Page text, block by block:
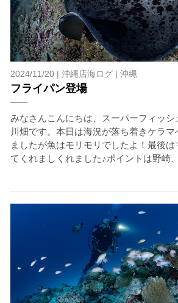
2024/11/20 | 沖縄店海ログ| 沖縄
フライパン登場
みなさんこんにちは、スーパーフィッ
川畑です。本日は海況が落ち着きケラ
ましたが魚はモリモリでしたよ！最後
てくれましくれました♪ポイントは野崎
承諾しました。
上記承諾ください